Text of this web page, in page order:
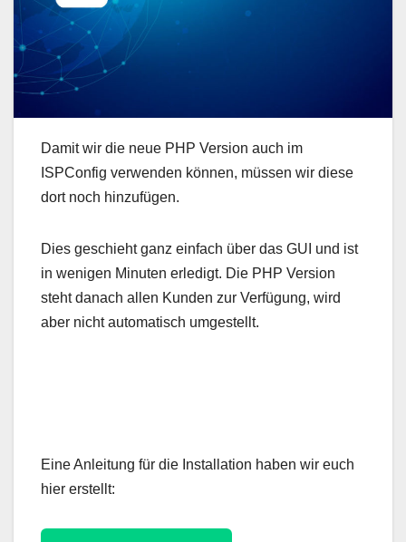
Damit wir die neue PHP Version auch im
ISPConfig verwenden können, müssen wir diese
dort noch hinzufügen.
Dies geschieht ganz einfach über das GUI und ist
in wenigen Minuten erledigt. Die PHP Version
steht danach allen Kunden zur Verfügung, wird
aber nicht automatisch umgestellt.
Eine Anleitung für die Installation haben wir euch
hier erstellt: